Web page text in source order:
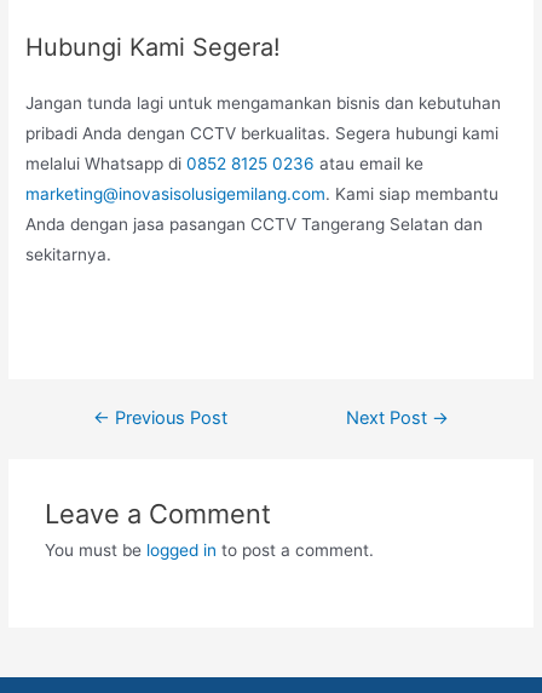
Hubungi Kami Segera!
Jangan tunda lagi untuk mengamankan bisnis dan kebutuhan
pribadi Anda dengan CCTV berkualitas. Segera hubungi kami
melalui Whatsapp di0852 8125 0236 atau email ke
marketing@inovasisolusigemilang.com. Kami siap membantu
Anda dengan jasa pasangan CCTV Tangerang Selatan dan
sekitarnya.
Post← Previous Post Next Post →
Leave a Comment
You must be logged in to post a comment.